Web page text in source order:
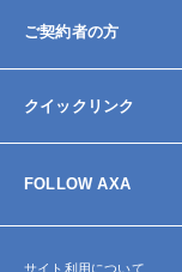
ご契約者の方
契約内容の変更/確認
お手続きガイド
保険金・給付金の請求
クイックリンク
アクサ生命について
FOLLOW AXA
サイト利用について